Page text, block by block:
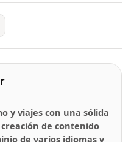
y viajes con una sólida
de contenido
de varios idiomas y